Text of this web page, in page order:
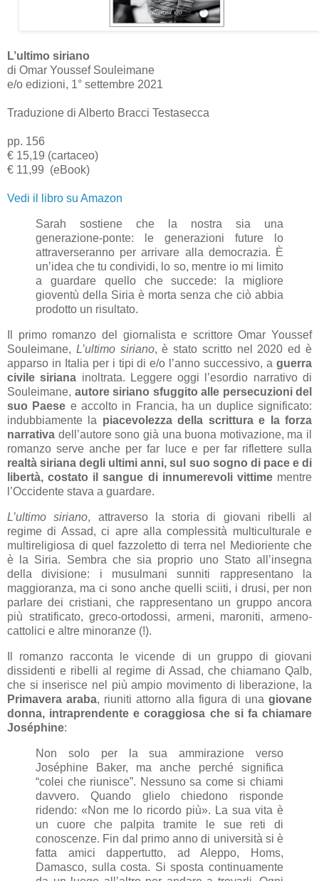
L’ultimo siriano
di Omar Youssef Souleimane
e/o edizioni, 1° settembre 2021
Traduzione di Alberto Bracci Testasecca
pp. 156
€ 15,19 (cartaceo)
€ 11,99 (eBook)
Vedi il libro su Amazon
Sarah sostiene che la nostra sia una
generazione-ponte: le generazioni future lo
attraverseranno per arrivare alla democrazia. È
un’idea che tu condividi, lo so, mentre io mi limito
a guardare quello che succede: la migliore
gioventù della Siria è morta senza che ciò abbia
prodotto un risultato.
Il primo romanzo del giornalista e scrittore Omar Youssef
Souleimane, L’ultimo siriano, è stato scritto nel 2020 ed è
apparso in Italia per i tipi di e/o l’anno successivo, a guerra
civile siriana inoltrata. Leggere oggi l’esordio narrativo di
Souleimane, autore siriano sfuggito alle persecuzioni del
suo Paese e accolto in Francia, ha un duplice significato:
indubbiamente la piacevolezza della scrittura e la forza
narrativa dell’autore sono già una buona motivazione, ma il
romanzo serve anche per far luce e per far riflettere sulla
realtà siriana degli ultimi anni, sul suo sogno di pace e di
libertà, costato il sangue di innumerevoli vittime mentre
l’Occidente stava a guardare.
L’ultimo siriano, attraverso la storia di giovani ribelli al
regime di Assad, ci apre alla complessità multiculturale e
multireligiosa di quel fazzoletto di terra nel Medioriente che
è la Siria. Sembra che sia proprio uno Stato all’insegna
della divisione: i musulmani sunniti rappresentano la
maggioranza, ma ci sono anche quelli sciiti, i drusi, per non
parlare dei cristiani, che rappresentano un gruppo ancora
più stratificato, greco-ortodossi, armeni, maroniti, armeno-
cattolici e altre minoranze (!).
Il romanzo racconta le vicende di un gruppo di giovani
dissidenti e ribelli al regime di Assad, che chiamano Qalb,
che si inserisce nel più ampio movimento di liberazione, la
Primavera araba, riuniti attorno alla figura di una giovane
donna, intraprendente e coraggiosa che si fa chiamare
Joséphine:
Non solo per la sua ammirazione verso
Joséphine Baker, ma anche perché significa
“colei che riunisce”. Nessuno sa come si chiami
davvero. Quando glielo chiedono risponde
ridendo: «Non me lo ricordo più». La sua vita è
un cuore che palpita tramite le sue reti di
conoscenze. Fin dal primo anno di università si è
fatta amici dappertutto, ad Aleppo, Homs,
Damasco, sulla costa. Si sposta continuamente